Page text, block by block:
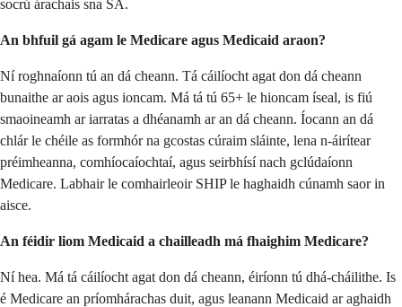
socrú árachais sna SA.
An bhfuil gá agam le Medicare agus Medicaid araon?
Ní roghnaíonn tú an dá cheann. Tá cáilíocht agat don dá cheann
bunaithe ar aois agus ioncam. Má tá tú 65+ le hioncam íseal, is fiú
smaoineamh ar iarratas a dhéanamh ar an dá cheann. Íocann an dá
chlár le chéile as formhór na gcostas cúraim sláinte, lena n-áirítear
préimheanna, comhíocaíochtaí, agus seirbhísí nach gclúdaíonn
Medicare. Labhair le comhairleoir SHIP le haghaidh cúnamh saor in
aisce.
An féidir liom Medicaid a chailleadh má fhaighim Medicare?
Ní hea. Má tá cáilíocht agat don dá cheann, éiríonn tú dhá-cháilithe. Is
é Medicare an príomhárachas duit, agus leanann Medicaid ar aghaidh